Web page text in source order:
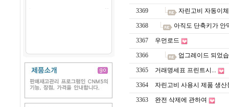
3369 자린고비 자동이
3368 아직도 단축키가 안
3367 우먼로드
3366 업그레이드 되었
3365 거래명세표 프린트시...
3364 자린고비 사용시 제품 생
3363 완전 삭제에 관하여